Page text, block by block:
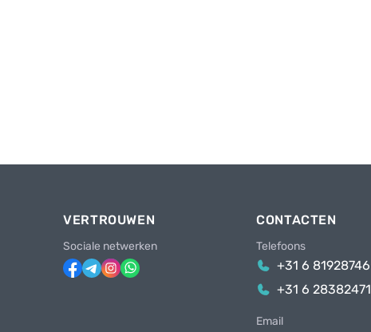
VERTROUWEN
Sociale netwerken
CONTACTEN
Telefoons
+31 6 81928746
+31 6 28382471
Email